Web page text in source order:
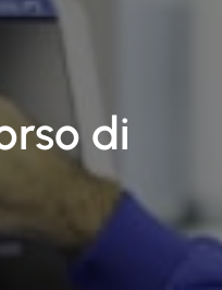
di